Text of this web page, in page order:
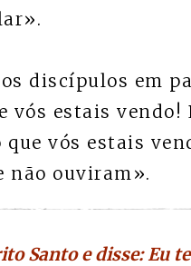
discípulos em
vós estais
que vós estais
não ouviram».
Santo e disse: Eu